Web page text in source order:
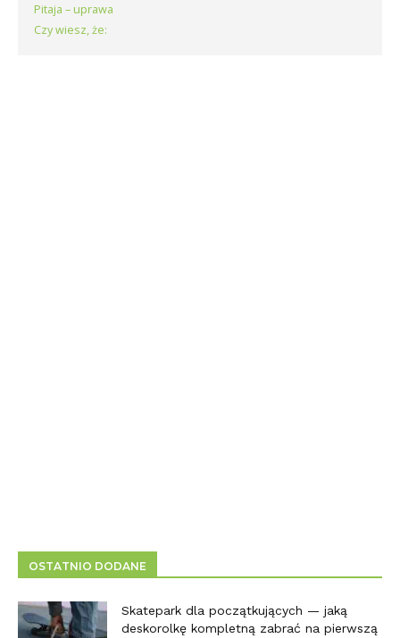
Pitaja – uprawa
Czy wiesz, że:
OSTATNIO DODANE
Skatepark dla początkujących — jaką
deskorolkę kompletną zabrać na pierwszą